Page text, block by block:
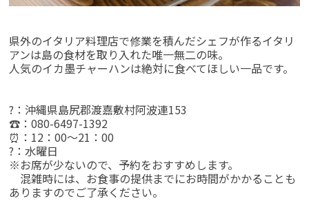
県外のイタリア料理店で修業を積んだシェフが作るイタリ
アンは島の食材を取り入れた唯一無二の味。
人気のイカ墨チャーハンは絶対に食べてほしい一品です。
?：沖縄県島尻郡渡嘉敷村阿波連153
☎：080-6497-1392
⏰：12：00～21：00
?：水曜日
※お席が少ないので、予約をおすすめします。
混雑時には、お食事の提供までにお時間がかかることも
ありますのでご了承ください。